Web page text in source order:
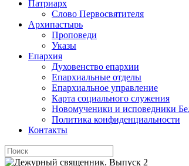
Патриарх
Слово Первосвятителя
Архипастырь
Проповеди
Указы
Епархия
Духовенство епархии
Епархиальные отделы
Епархиальное управление
Карта социального служения
Новомученики и исповедники
Политика конфиденциальности
Контакты